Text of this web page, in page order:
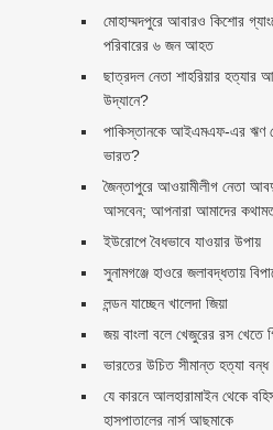
মোহাম্মদপুরে আবারও কিশোর
পরিবারের ৬ জন আহত
ছাত্রদল নেতা শাহরিয়ার হত্যার
উদ্যানে?
পাকিস্তানকে আইএমএফ-এর ঋণ
ভারত?
জৈন্তাপুরে আওয়ামীলীগ নেতা
আসবেন; আপনারা আমাদের
ইউরোপে বৈধভাবে যাওয়ার উপায়
সুনামগঞ্জে হাওরে জলাবদ্ধতায়
লন্ডন যাচ্ছেন খালেদা জিয়া
জয় বাংলা বলে খেজুরের রস খেতে
ভারতের উচিত সীমান্ত হত্যা বন্ধ
যে কারনে আলহারামাইন থেকে
হাসপাতালের নার্স আছমাকে